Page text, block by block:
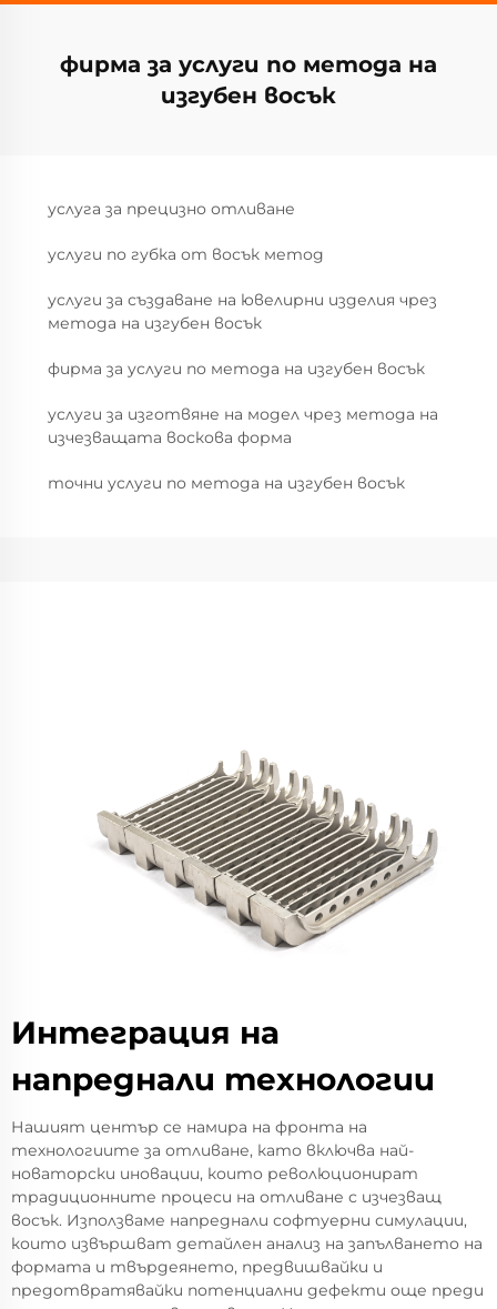
фирма за услуги по метода на
изгубен восък
услуга за прецизно отливане
услуги по губка от восък метод
услуги за създаване на ювелирни изделия чрез
метода на изгубен восък
фирма за услуги по метода на изгубен восък
услуги за изготвяне на модел чрез метода на
изчезващата воскова форма
точни услуги по метода на изгубен восък
Интеграция на
напреднали технологии
Нашият център се намира на фронта на
технологиите за отливане, като включва най-
новаторски иновации, които революционират
традиционните процеси на отливане с изчезващ
восък. Използваме напреднали софтуерни симулации,
които извършват детайлен анализ на запълването на
формата и твърдеянето, предвишвайки и
предотвратявайки потенциални дефекти още преди